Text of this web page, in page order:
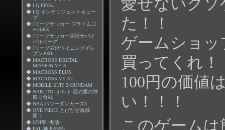
◆ I.Q FINAL
◆ I.Q インテリジェントキュー
ブ
◆ Jリーグサッカー プライムゴ
ールEX
◆ Jリーグサッカー実況サバイ
バルリーグ
◆ Jリーグ実況ウイニングイレ
ブン2001
◆ MACROSS DIGITAL
MISSION VF-X
◆ MACROSS PLUS
◆ MACROSS VF-X2
◆ MOBILE SUIT Z-GUNDAM
◆ NARUTO -ナルト-忍の里の陣
取り合戦
◆ NBA パワーダンカーズ3
◆ ONE PIECE とびだせ海賊
団！
◆ ONI零−復活−
◆ PAL-神犬伝説-
愛せないク
た！！
ゲームショ
買ってくれ！
100円の価値
い！！！
このゲーム